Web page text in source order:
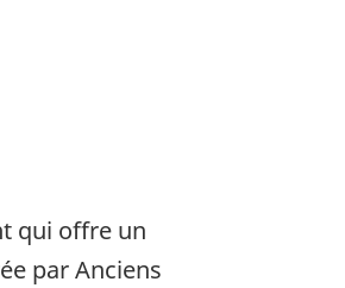
qui offre un
par Anciens